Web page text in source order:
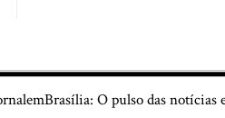
O pulso das